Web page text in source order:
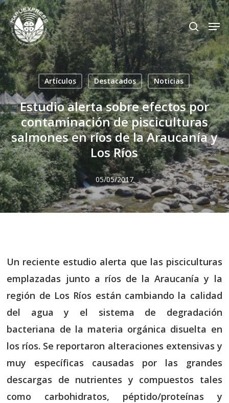
Skip
to
main
content
search
Artículos Destacados Noticias
Estudio alerta sobre efectos por
contaminación de pisciculturas
salmones en ríos de la Araucanía y
Los Ríos
05/05/2017
Un reciente estudio alerta que las pisciculturas
emplazadas junto a ríos de la Araucanía y la
región de Los Ríos están cambiando la calidad
del agua y el sistema de degradación
bacteriana de la materia orgánica disuelta en
los ríos. Se reportaron alteraciones extensivas y
muy específicas causadas por las grandes
descargas de nutrientes y compuestos tales
como carbohidratos, péptido/proteínas y
Close
Menu